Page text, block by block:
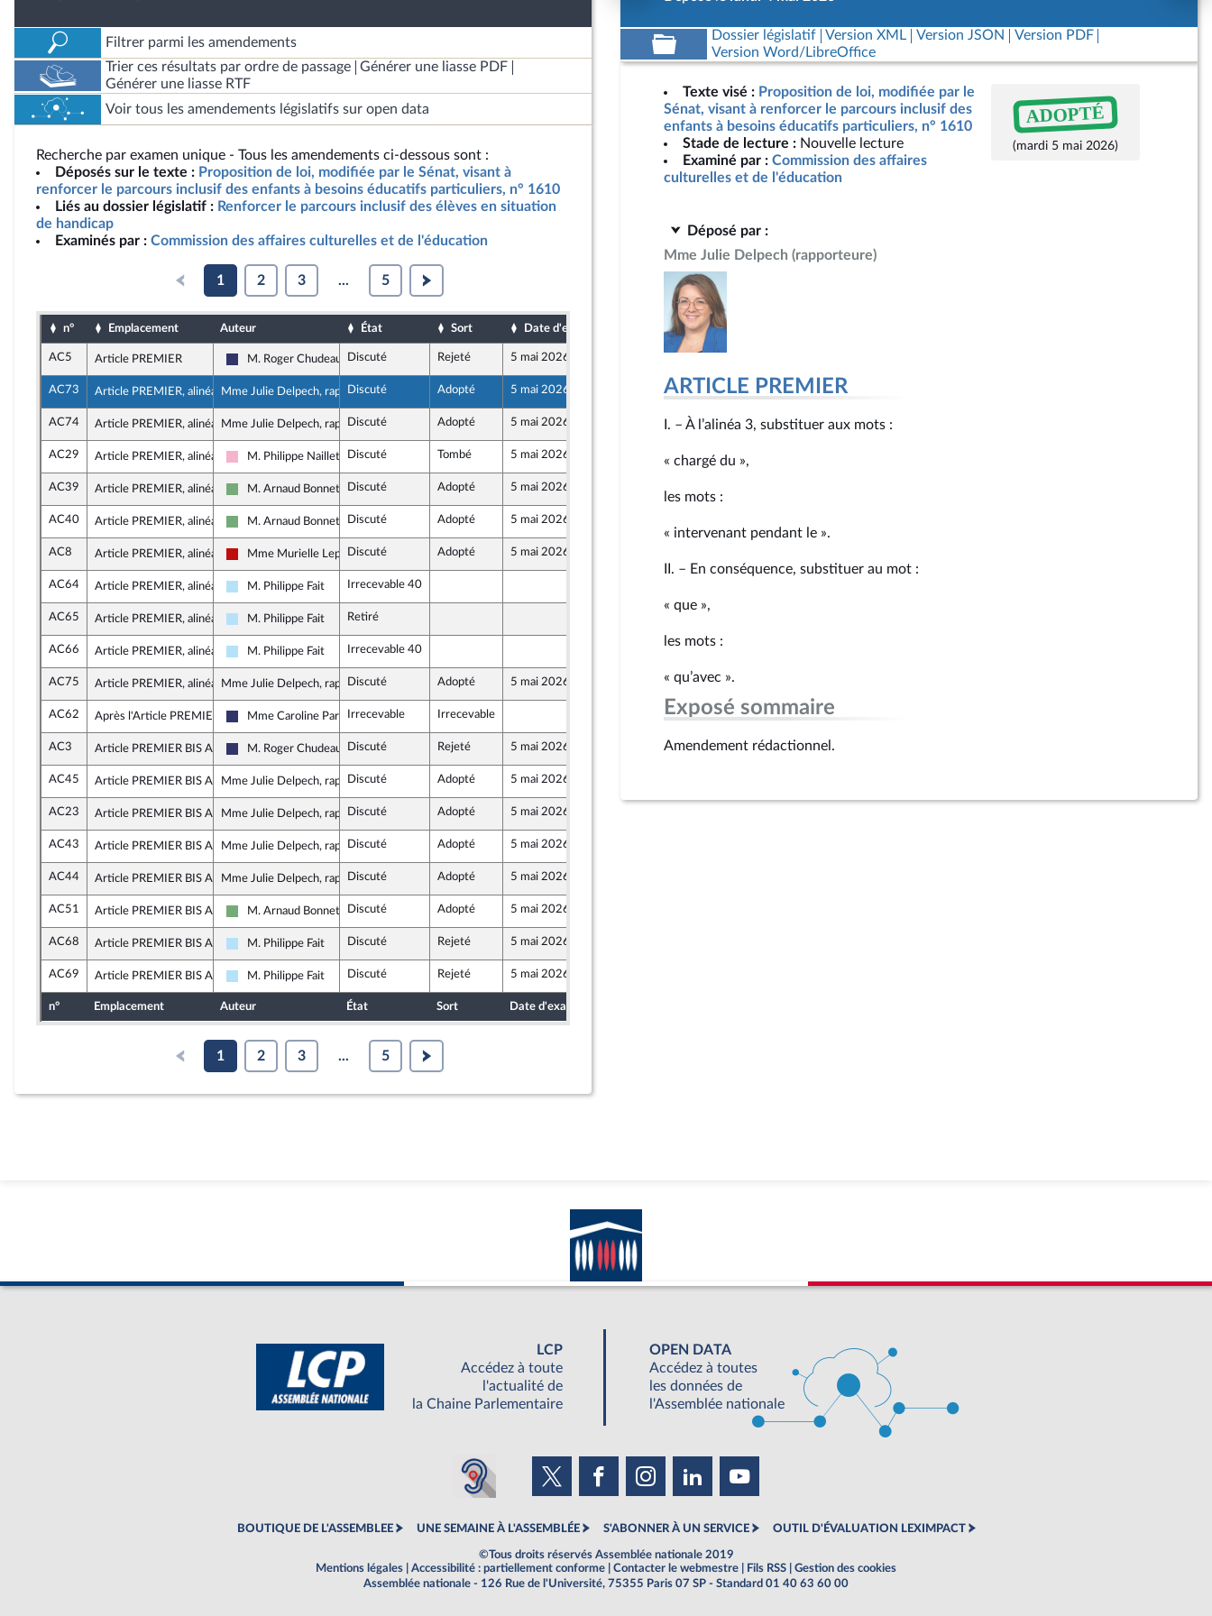
Filtrer parmi les amendements
Trier ces résultats par ordre de passage
Générer une liasse PDF
Générer une liasse RTF
Voir tous les amendements législatifs sur open data
Recherche par examen unique - Tous les amendements ci-dessous sont :
Déposés sur le texte : Proposition de loi, modifiée par le Sénat, visant à
renforcer le parcours inclusif des enfants à besoins éducatifs particuliers, n° 1610
Liés au dossier législatif : Renforcer le parcours inclusif des élèves en situation
de handicap
Examinés par : Commission des affaires culturelles et de l'éducation
1 2 3 ... 5
n° Emplacement Auteur État Sort Date d'examen Date de dépôt
AC5 Article PREMIER
Rassemblement National
M. Roger Chudeau Discuté Rejeté 5 mai 2026
AC73 Article PREMIER, alinéa 3Mme Julie Delpech, rapporteure
Discuté Adopté 5 mai 2026 4 mai 2026
AC74 Article PREMIER, alinéa 3Mme Julie Delpech, rapporteure
Discuté Adopté 5 mai 2026 4 mai 2026
AC29 Article PREMIER, alinéa 3
Socialistes et apparentés
M. Philippe Naillet Discuté Tombé 5 mai 2026 30 avril 2026
AC39 Article PREMIER, alinéa 3
Écologiste et Social
M. Arnaud Bonnet Discuté Adopté 5 mai 2026
AC40 Article PREMIER, alinéa 3
Écologiste et Social
M. Arnaud Bonnet Discuté Adopté 5 mai 2026
AC8 Article PREMIER, alinéa 4
La France insoumise - Nouveau Front Populaire
Mme Murielle LepvraudDiscuté Adopté 5 mai 2026
AC64 Article PREMIER, alinéa 4
Horizons & Indépendants
M. Philippe Fait Irrecevable 40
AC65 Article PREMIER, alinéa 4
Horizons & Indépendants
M. Philippe Fait Retiré
AC66 Article PREMIER, alinéa 4
Horizons & Indépendants
M. Philippe Fait Irrecevable 40 30 avril 2026
AC75 Article PREMIER, alinéa 8Mme Julie Delpech, rapporteure
Discuté Adopté 5 mai 2026 4 mai 2026
AC62 Après l'Article PREMIER
Rassemblement National
Mme Caroline ParmentierIrrecevable Irrecevable 30 avril 2026
AC3 Article PREMIER BIS A
Rassemblement National
M. Roger Chudeau Discuté Rejeté 5 mai 2026 29 avril 2026
AC45 Article PREMIER BIS A, alinéa 2Mme Julie Delpech, rapporteure
Discuté Adopté 5 mai 2026
AC23 Article PREMIER BIS A, alinéa 2Mme Julie Delpech, rapporteure
Discuté Adopté 5 mai 2026
AC43 Article PREMIER BIS A, alinéa 2Mme Julie Delpech, rapporteure
Discuté Adopté 5 mai 2026
AC44 Article PREMIER BIS A, alinéa 2Mme Julie Delpech, rapporteure
Discuté Adopté 5 mai 2026
AC51 Article PREMIER BIS A, alinéa 3
Écologiste et Social
M. Arnaud Bonnet Discuté Adopté 5 mai 2026
AC68 Article PREMIER BIS A, alinéa 3
Horizons & Indépendants
M. Philippe Fait Discuté Rejeté 5 mai 2026
AC69 Article PREMIER BIS A, alinéa 3
Horizons & Indépendants
M. Philippe Fait Discuté Rejeté 5 mai 2026
n° Emplacement Auteur État Sort Date d'examen
1 2 3 ... 5
Dossier législatif Version XML Version JSON
Version PDF
Version Word/LibreOffice
Texte visé : Proposition de loi, modifiée par le
Sénat, visant à renforcer le parcours inclusif des
enfants à besoins éducatifs particuliers, n° 1610
Stade de lecture : Nouvelle lecture
Examiné par : Commission des affaires
culturelles et de l'éducation
ADOPTÉ
(mardi 5 mai 2026)
Déposé par :
Mme Julie Delpech (rapporteure)
ARTICLE PREMIER
I. – À l’alinéa 3, substituer aux mots :
« chargé du »,
les mots :
« intervenant pendant le ».
II. – En conséquence, substituer au mot :
« que »,
les mots :
« qu’avec ».
Exposé sommaire
Amendement rédactionnel.
LCP
Accédez à toute
l'actualité de
la Chaine Parlementaire
OPEN DATA
Accédez à toutes
les données de
l'Assemblée nationale
BOUTIQUE DE L'ASSEMBLEE UNE SEMAINE À L'ASSEMBLÉE S'ABONNER À UN SERVICE OUTIL D'ÉVALUATION LEXIMPACT
©Tous droits réservés Assemblée nationale 2019
Mentions légales
Accessibilité : partiellement conforme Contacter le webmestre Fils RSS
Gestion des cookies
Assemblée nationale - 126 Rue de l'Université, 75355 Paris 07 SP - Standard 01 40 63 60 00